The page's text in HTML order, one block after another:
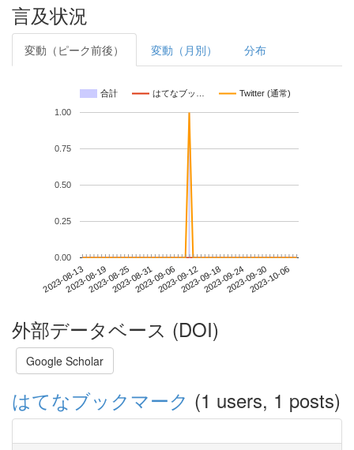
言及状況
変動（ピーク前後） 変動（月別） 分布
合計 はてなブッ… Twitter (通常)
2023-08-132023-08-192023-08-252023-08-312023-09-062023-09-122023-09-182023-09-242023-09-302023-10-06
0.00
0.25
0.50
0.75
1.00
外部データベース (DOI)
Google Scholar
はてなブックマーク (1 users, 1 posts)